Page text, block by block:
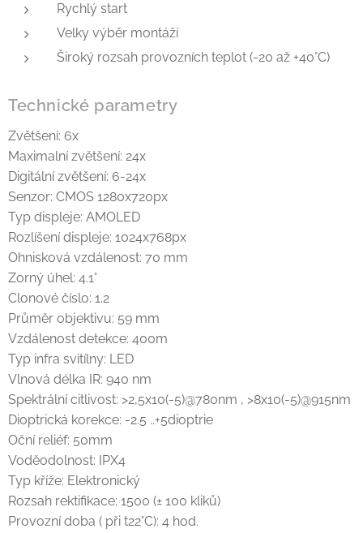
Rychlý start
Velky výběr montáží
Široký rozsah provozních teplot (-20 až +40°C)
Technické parametry
Zvětšení: 6x
Maximalní zvětšení: 24x
Digitální zvětšení: 6-24x
Senzor: CMOS 1280x720px
Typ displeje: AMOLED
Rozlíšení displeje: 1024x768px
Ohnisková vzdálenost: 70 mm
Zorný úhel: 4.1°
Clonové číslo: 1.2
Průměr objektivu: 59 mm
Vzdálenost detekce: 400m
Typ infra svitílny: LED
Vlnová délka IR: 940 nm
Spektrální citlivost: >2,5x10(-5)@780nm , >8x10(-5)@915nm
Dioptrická korekce: -2.5 ..+5dioptrie
Oční reliéf: 50mm
Voděodolnost: IPX4
Typ kříže: Elektronický
Rozsah rektifikace: 1500 (± 100 kliků)
Provozní doba ( při t22°C): 4 hod.